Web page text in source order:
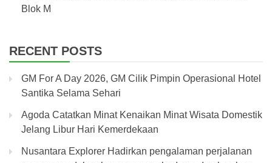
Blok M
RECENT POSTS
GM For A Day 2026, GM Cilik Pimpin Operasional Hotel
Santika Selama Sehari
Agoda Catatkan Minat Kenaikan Minat Wisata Domestik
Jelang Libur Hari Kemerdekaan
Nusantara Explorer Hadirkan pengalaman perjalanan